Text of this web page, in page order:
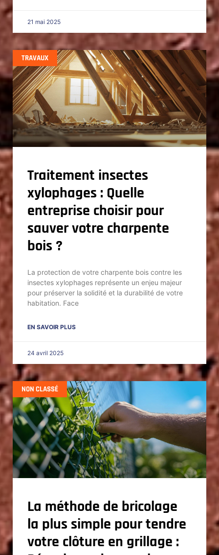
21 mai 2025
TRAVAUX
Traitement insectes
xylophages : Quelle
entreprise choisir pour
sauver votre charpente
bois ?
La protection de votre charpente bois contre les
insectes xylophages représente un enjeu majeur
pour préserver la solidité et la durabilité de votre
habitation. Face
EN SAVOIR PLUS
24 avril 2025
NON CLASSÉ
La méthode de bricolage
la plus simple pour tendre
votre clôture en grillage :